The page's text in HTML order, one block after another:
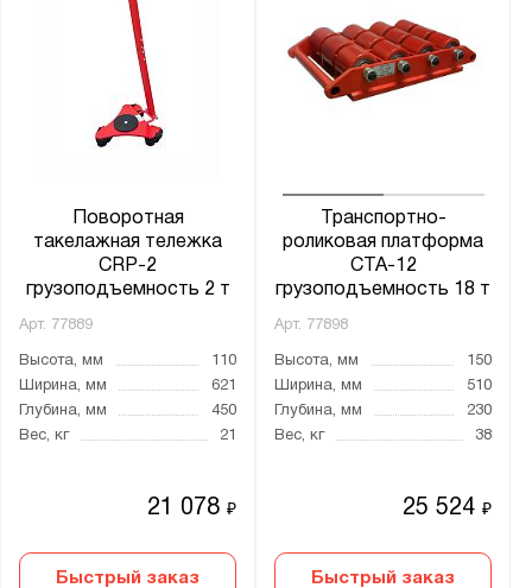
Поворотная
такелажная тележка
CRP-2
грузоподъемность 2 т
Арт. 77889
Высота, мм
110
Ширина, мм
621
Глубина, мм
450
Вес, кг
21
21 078₽
Быстрый заказ
Транспортно-
роликовая платформа
CTA-12
грузоподъемность 18 т
Арт. 77898
Высота, мм
150
Ширина, мм
510
Глубина, мм
230
Вес, кг
38
25 524₽
Быстрый заказ
Ширина, мм:
Грузоподъёмность тележки, кг:
от
Борт платформы:
Размер платформы:
210x100x105